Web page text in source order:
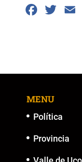
F
b
o
k
T
MENU
Política
Provincia